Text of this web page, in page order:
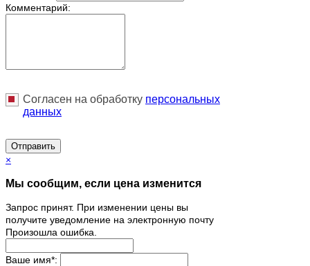
Комментарий:
Согласен на обработку персональныx
данных
Отправить
×
Мы сообщим, если цена изменится
Запрос принят. При изменении цены вы
получите уведомление на электронную почту
Произошла ошибка.
Ваше имя*: